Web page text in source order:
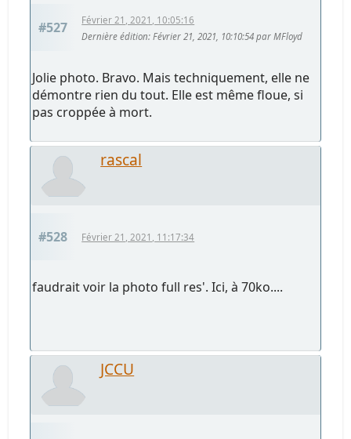
#527
Février 21, 2021, 10:05:16
Dernière édition: Février 21, 2021, 10:10:54 par MFloyd
Jolie photo. Bravo. Mais techniquement, elle ne
démontre rien du tout. Elle est même floue, si
pas croppée à mort.
rascal
#528 Février 21, 2021, 11:17:34
faudrait voir la photo full res'. Ici, à 70ko....
JCCU